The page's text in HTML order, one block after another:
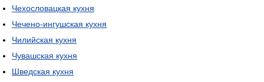
Чехословацкая кухня
Чечено-ингушская кухня
Чилийская кухня
Чувашская кухня
Шведская кухня